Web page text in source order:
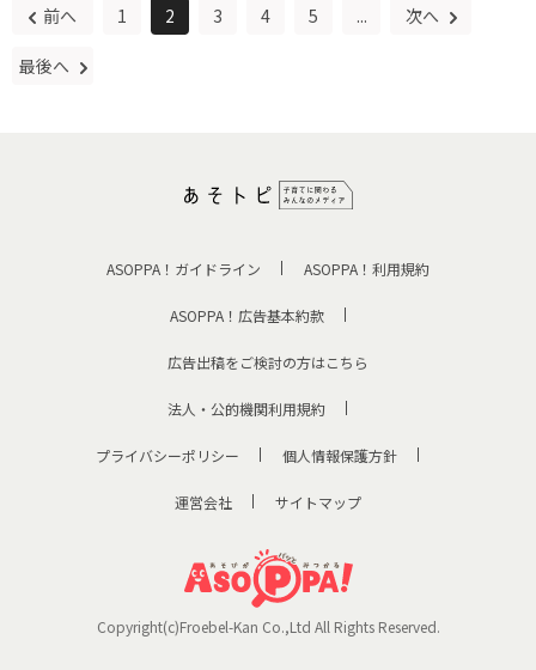
前へ 1 2 3 4 5 ... 次へ
最後へ
ASOPPA！ガイドライン ASOPPA！利用規約
ASOPPA！広告基本約款
広告出稿をご検討の方はこちら
法人・公的機関利用規約
プライバシーポリシー 個人情報保護方針
運営会社 サイトマップ
Copyright(c)Froebel-Kan Co.,Ltd All Rights Reserved.